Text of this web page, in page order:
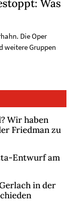
Was
Die Oper
weitere Gruppen
Wir haben
Friedman zu
Entwurf am
in der